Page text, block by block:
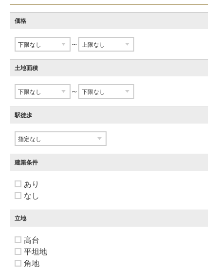
価格
～
土地面積
～
駅徒歩
建築条件
あり
なし
立地
高台
平坦地
角地